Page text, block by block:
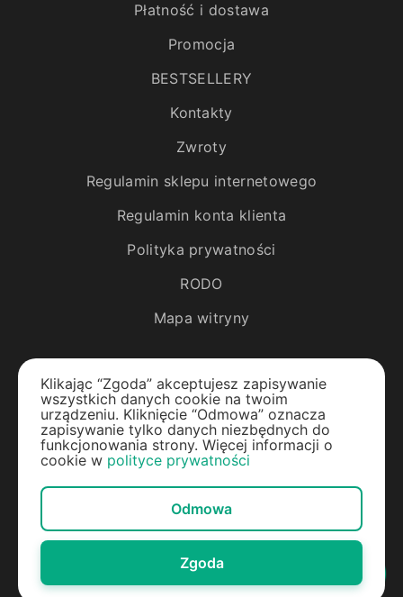
Płatność i dostawa
Promocja
BESTSELLERY
Kontakty
Zwroty
Regulamin sklepu internetowego
Regulamin konta klienta
Polityka prywatności
RODO
Mapa witryny
Katalog
Rośliny egzotyczne
Drzewa owocowe
Rośliny ozdobne
Klikając “Zgoda” akceptujesz zapisywanie
wszystkich danych cookie na twoim
urządzeniu. Kliknięcie “Odmowa” oznacza
zapisywanie tylko danych niezbędnych do
funkcjonowania strony. Więcej informacji o
cookie w polityce prywatności
Odmowa
Zgoda